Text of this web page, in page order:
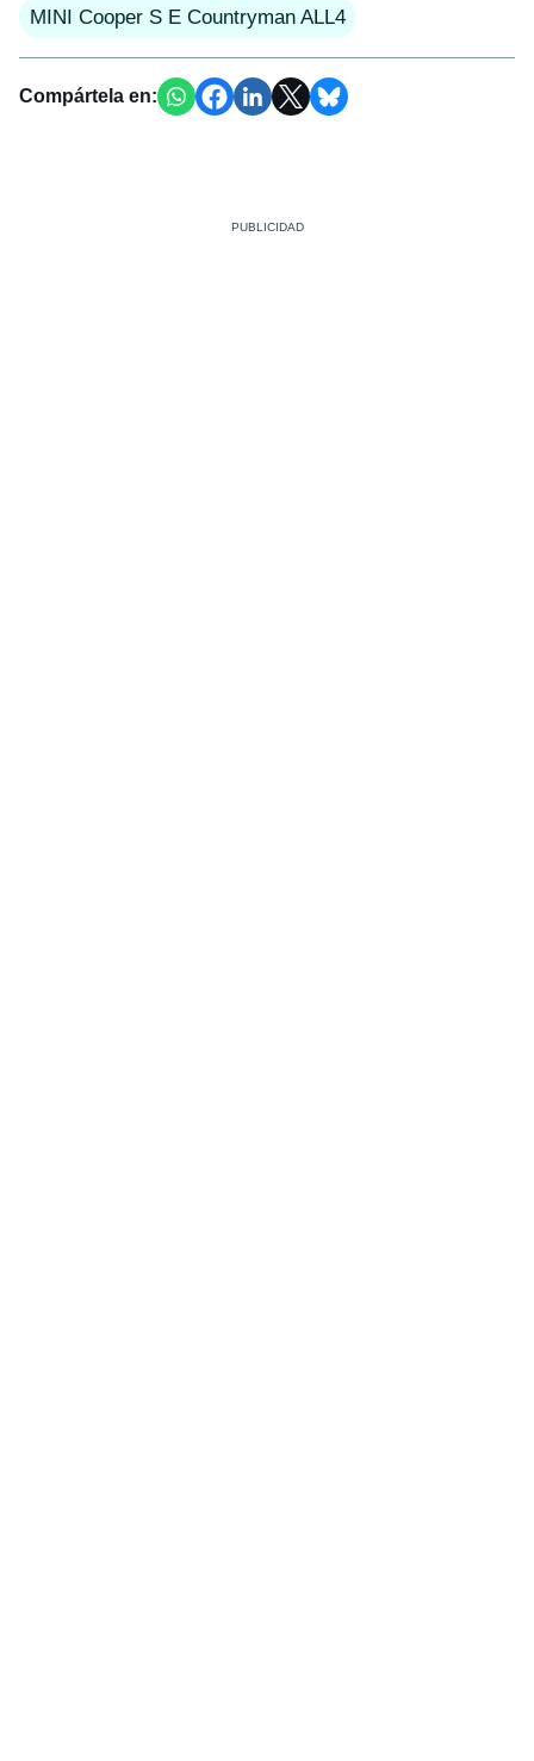
MINI Cooper S E Countryman ALL4
Compártela en: